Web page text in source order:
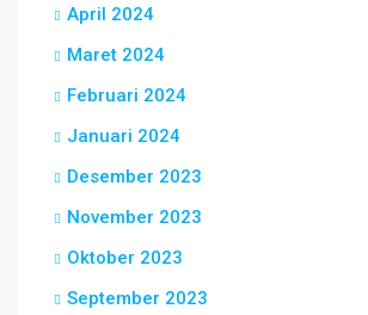
April 2024
Maret 2024
Februari 2024
Januari 2024
Desember 2023
November 2023
Oktober 2023
September 2023